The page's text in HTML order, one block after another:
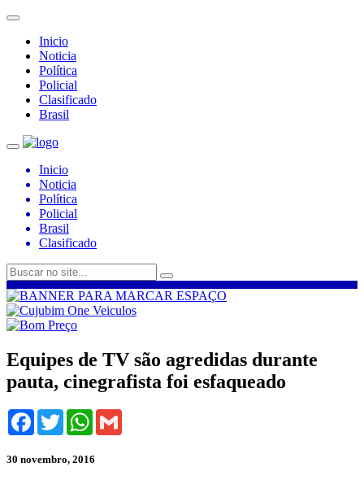
Inicio
Noticia
Política
Policial
Clasificado
Brasil
Inicio
Noticia
Política
Policial
Brasil
Clasificado
Equipes de TV são agredidas durante
pauta, cinegrafista foi esfaqueado
Facebook
TwitterWhatsApp
30 novembro, 2016